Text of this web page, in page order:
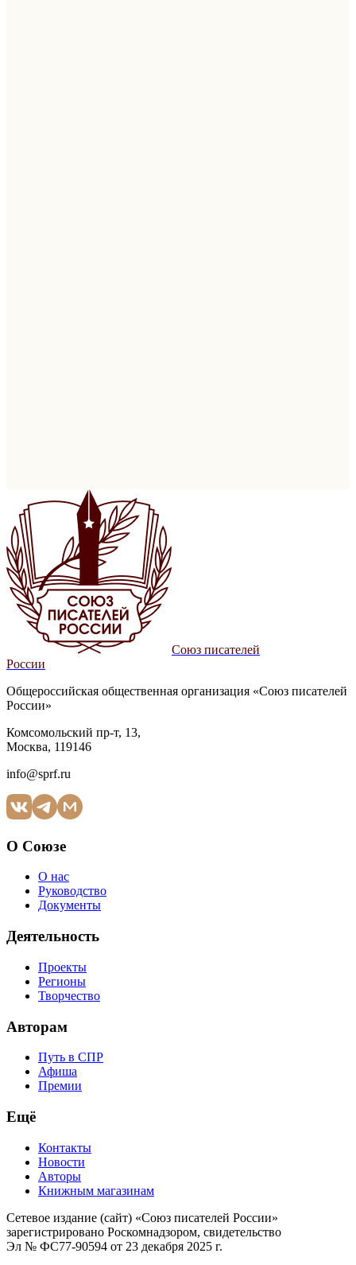
Союз писателей
России
Общероссийская общественная организация «Союз писателей
России»
Комсомольский пр-т, 13,
Москва, 119146
info@sprf.ru
О Союзе
О нас
Руководство
Документы
Деятельность
Проекты
Регионы
Творчество
Авторам
Путь в СПР
Афиша
Премии
Ещё
Контакты
Новости
Авторы
Книжным магазинам
Сетевое издание (сайт) «Союз писателей России»
зарегистрировано Роскомнадзором, свидетельство
Эл № ФС77-90594 от 23 декабря 2025 г.